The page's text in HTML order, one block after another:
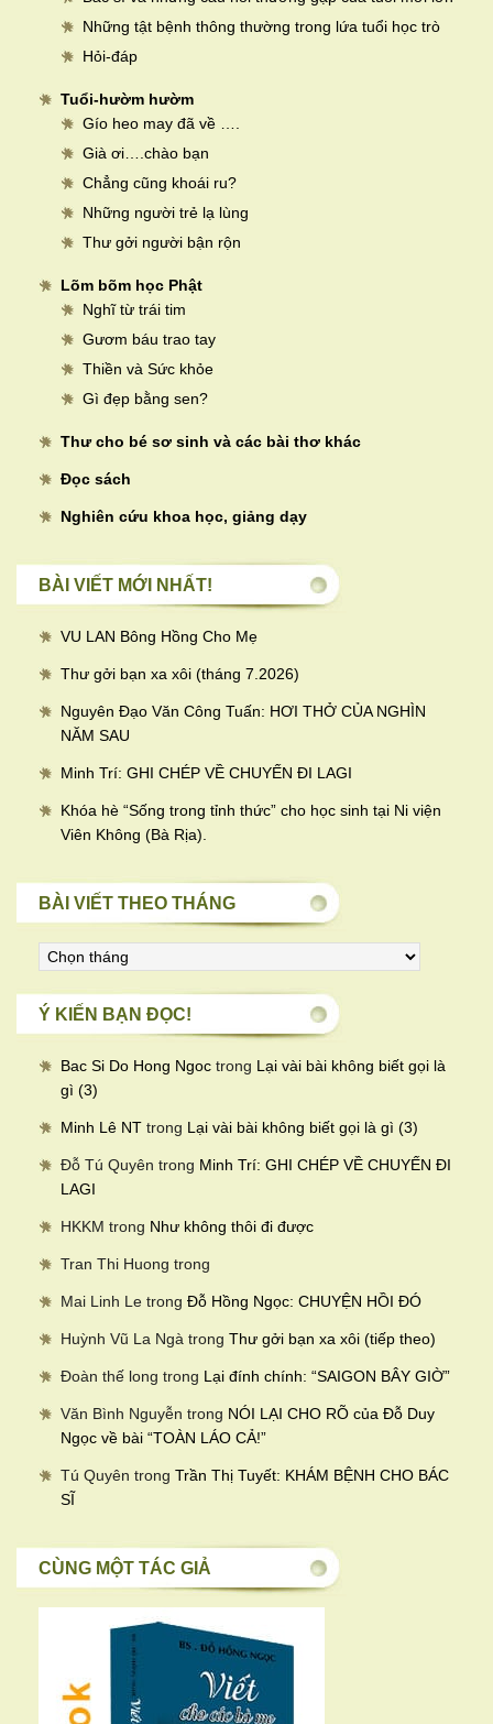
Những tật bệnh thông thường trong lứa tuổi học trò
Hỏi-đáp
Tuổi-hườm hườm
Gío heo may đã về ….
Già ơi….chào bạn
Chẳng cũng khoái ru?
Những người trẻ lạ lùng
Thư gởi người bận rộn
Lõm bõm học Phật
Nghĩ từ trái tim
Gươm báu trao tay
Thiền và Sức khỏe
Gì đẹp bằng sen?
Thư cho bé sơ sinh và các bài thơ khác
Đọc sách
Nghiên cứu khoa học, giảng dạy
BÀI VIẾT MỚI NHẤT!
VU LAN Bông Hồng Cho Mẹ
Thư gởi bạn xa xôi (tháng 7.2026)
Nguyên Đạo Văn Công Tuấn: HƠI THỞ CỦA NGHÌN
NĂM SAU
Minh Trí: GHI CHÉP VỀ CHUYẾN ĐI LAGI
Khóa hè “Sống trong tỉnh thức” cho học sinh tại Ni viện
Viên Không (Bà Rịa).
BÀI VIẾT THEO THÁNG
viết
theo
thángÝ KIẾN BẠN ĐỌC!
Bac Si Do Hong Ngoc trong Lại vài bài không biết gọi là
gì (3)
Minh Lê NT trong Lại vài bài không biết gọi là gì (3)
Đỗ Tú Quyên trong Minh Trí: GHI CHÉP VỀ CHUYẾN ĐI
LAGI
HKKM trong Như không thôi đi được
Tran Thi Huong trong
Mai Linh Le trong Đỗ Hồng Ngọc: CHUYỆN HỒI ĐÓ
Huỳnh Vũ La Ngà trong Thư gởi bạn xa xôi (tiếp theo)
Đoàn thế long trong Lại đính chính: “SAIGON BÂY GIỜ”
Văn Bình Nguyễn trong NÓI LẠI CHO RÕ của Đỗ Duy
Ngọc về bài “TOÀN LÁO CẢ!”
Tú Quyên trong Trần Thị Tuyết: KHÁM BỆNH CHO BÁC
SĨ
CÙNG MỘT TÁC GIẢ